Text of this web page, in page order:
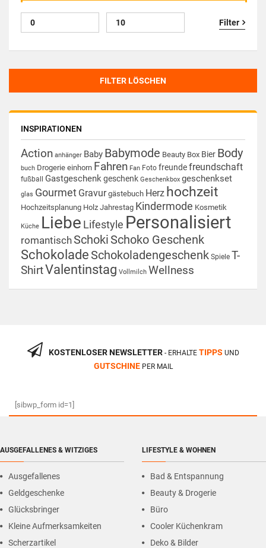
Filter
FILTER LÖSCHEN
INSPIRATIONEN
Action anhänger Baby Babymode Beauty Box Bier Body
buch Drogerie einhorn Fahren Fan Foto freundefreundschaft
fußball Gastgeschenkgeschenk Geschenkbox geschenkset
glas Gourmet Gravur gästebuch Herz hochzeit
Hochzeitsplanung Holz Jahrestag Kindermode Kosmetik
Küche Liebe Lifestyle Personalisiert
romantisch Schoki Schoko Geschenk
Schokolade Schokoladengeschenk Spiele T-
ShirtValentinstag Vollmilch Wellness
KOSTENLOSER NEWSLETTER- ERHALTE TIPPS UND
GUTSCHINEPER MAIL
[sibwp_form id=1]
AUSGEFALLENES & WITZIGES
Ausgefallenes
Geldgeschenke
Glücksbringer
Kleine Aufmerksamkeiten
Scherzartikel
LIFESTYLE & WOHNEN
Bad & Entspannung
Beauty & Drogerie
Büro
Cooler Küchenkram
Deko & Bilder